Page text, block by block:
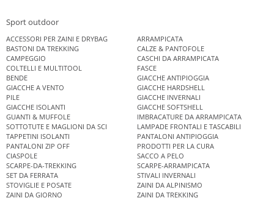
Sport outdoor
ACCESSORI PER ZAINI E DRYBAG
ARRAMPICATA
BASTONI DA TREKKING
CALZE & PANTOFOLE
CAMPEGGIO
CASCHI DA ARRAMPICATA
COLTELLI E MULTITOOL
FASCE
BENDE
GIACCHE ANTIPIOGGIA
GIACCHE A VENTO
GIACCHE HARDSHELL
PILE
GIACCHE INVERNALI
GIACCHE ISOLANTI
GIACCHE SOFTSHELL
GUANTI & MUFFOLE
IMBRACATURE DA ARRAMPICATA
SOTTOTUTE E MAGLIONI DA SCI
LAMPADE FRONTALI E TASCABILI
TAPPETINI ISOLANTI
PANTALONI ANTIPIOGGIA
PANTALONI ZIP OFF
PRODOTTI PER LA CURA
CIASPOLE
SACCO A PELO
SCARPE-DA-TREKKING
SCARPE-ARRAMPICATA
SET DA FERRATA
STIVALI INVERNALI
STOVIGLIE E POSATE
ZAINI DA ALPINISMO
ZAINI DA GIORNO
ZAINI DA TREKKING